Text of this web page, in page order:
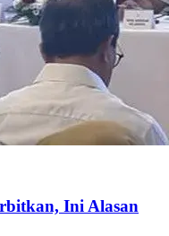
Ini Alasan